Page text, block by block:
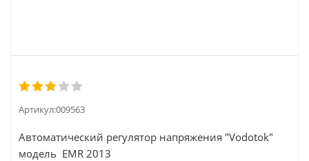
Артикул:009563
Автоматический регулятор напряжения "Vodotok"
модель EMR 2013